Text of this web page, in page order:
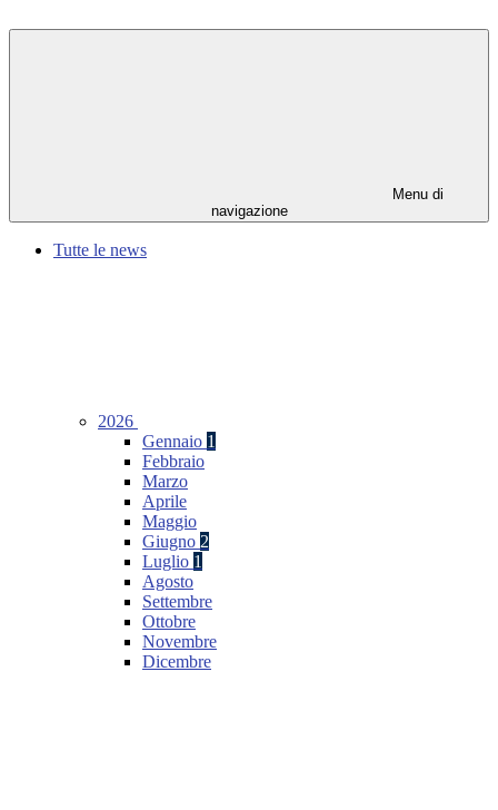
Menu di
navigazione
Tutte le news
2026
Gennaio 1
Febbraio
Marzo
Aprile
Maggio
Giugno 2
Luglio 1
Agosto
Settembre
Ottobre
Novembre
Dicembre